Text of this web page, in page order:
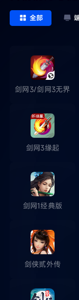
全部
剑网3/剑网3无界
剑网3缘起
剑网1经典版
剑侠贰外传